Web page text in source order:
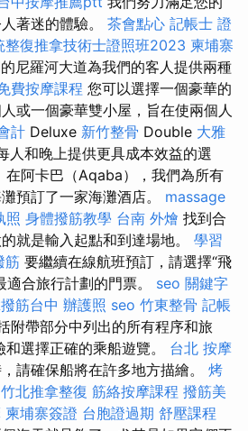
著迷的體驗。 茶會點心 記帳士 證
整復推拿技術士證照班2023 柬埔寨
尼羅河大道為我們的客人提供兩種
費按摩課程 您可以選擇一個豪華的
或一個豪華雙小屋，旨在使兩個人
計 Deluxe 新竹整骨 Double 大雅
人和晚上提供更具成本效益的選
在阿卡巴（Aqaba），我們為所有
預訂了一家海灘酒店。 massage
照 身體撥筋教學 台南 外燴 找到合
就是輸入起點和到達場地。 學習
筋 要繼續在線航班預訂，請選擇“飛
合旅行計劃的門票。 seo 關鍵字
筋台中 辦護照 seo 竹東整骨 記帳
附帶部分中列出的所有程序和旅
選擇正確的乘船遊覽。 台北 按摩
請確保船將在許多地方描繪。 烤
竹北推拿整復 筋絡按摩課程 撥筋美
柬埔寨簽證 台胞證過期 舒壓課程